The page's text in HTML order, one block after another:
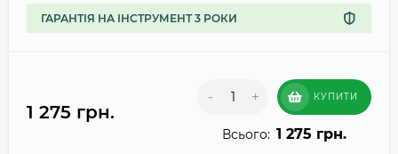
ГАРАНТІЯ НА ІНСТРУМЕНТ 3 РОКИ
1 275 грн.
- + КУПИТИ
Всього: 1 275 грн.